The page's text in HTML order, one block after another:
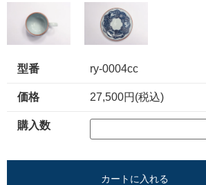
型番 ry-0004cc
価格 27,500円(税込)
購入数
カートに入れる